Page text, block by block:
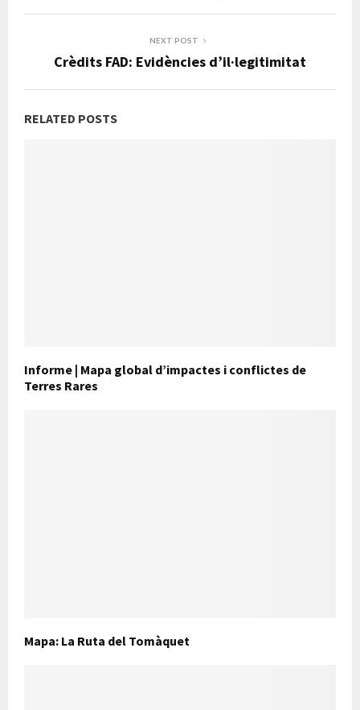
NEXT POST
Crèdits FAD: Evidències d’il·legitimitat
RELATED POSTS
Informe | Mapa global d’impactes i conflictes de
Terres Rares
Mapa: La Ruta del Tomàquet